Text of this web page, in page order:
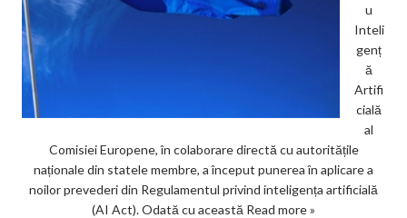
u
Inteli
genț
ă
Artifi
cială
al
Comisiei Europene, în colaborare directă cu autoritățile
naționale din statele membre, a început punerea în aplicare a
noilor prevederi din Regulamentul privind inteligența artificială
(AI Act). Odată cu această Read more »